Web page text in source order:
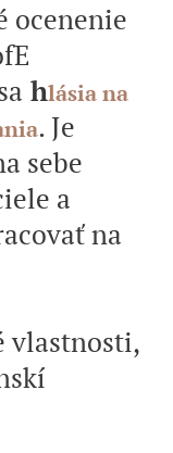
ocenenie
hlásia na
. Je
sebe
a
na
vlastnosti,